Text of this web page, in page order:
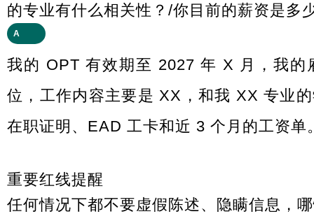
的专业有什么相关性？/你目前的薪资是多
A
我的 OPT 有效期至 2027 年 X 月，我
位，工作内容主要是 XX，和我 XX 专业
在职证明、EAD 工卡和近 3 个月的工资单
重要红线提醒
任何情况下都不要虚假陈述、隐瞒信息，